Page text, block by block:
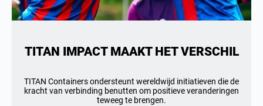
TITAN IMPACT MAAKT HET VERSCHIL
TITAN Containers ondersteunt wereldwijd initiatieven die de
kracht van verbinding benutten om positieve veranderingen
teweeg te brengen.